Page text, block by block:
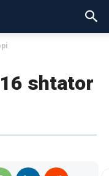
shtator